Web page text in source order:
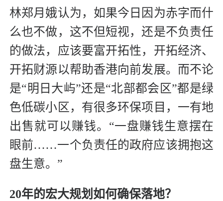
林郑月娥认为，如果今日因为赤字而什
么也不做，这不但短视，还是不负责任
的做法，应该要富开拓性，开拓经济、
开拓财源以帮助香港向前发展。而不论
是“明日大屿”还是“北部都会区”都是绿
色低碳小区，有很多环保项目，一有地
出售就可以赚钱。“一盘赚钱生意摆在
眼前……一个负责任的政府应该拥抱这
盘生意。”
20年的宏大规划如何确保落地？